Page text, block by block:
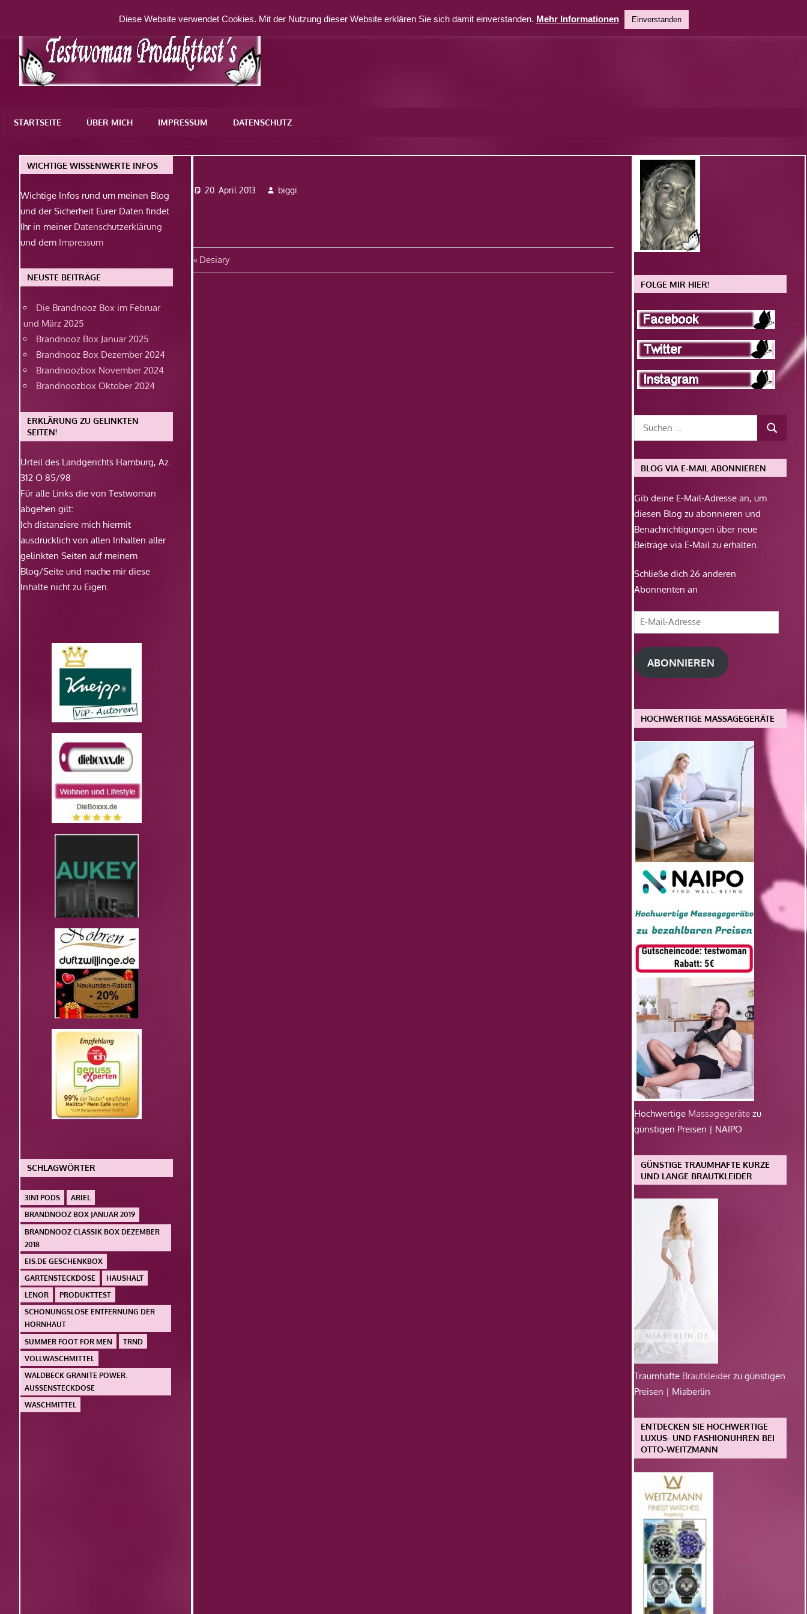
springen
WordPress-
STARTSEITE ÜBER MICH IMPRESSUM DATENSCHUTZ
20. April 2013 biggi
Beitragsnavigation
Vorheriger
Beitrag:
Desiary
WICHTIGE WISSENWERTE INFOS
Wichtige Infos rund um meinen Blog
und der Sicherheit Eurer Daten findet
Ihr in meiner Datenschutzerklärung
und dem Impressum
NEUSTE BEITRÄGE
Die Brandnooz Box im Februar
und März 2025
Brandnooz Box Januar 2025
Brandnooz Box Dezember 2024
Brandnoozbox November 2024
Brandnoozbox Oktober 2024
ERKLÄRUNG ZU GELINKTEN
SEITEN!
Urteil des Landgerichts Hamburg, Az.
312 O 85/98
Für alle Links die von Testwoman
abgehen gilt:
Ich distanziere mich hiermit
ausdrücklich von allen Inhalten aller
gelinkten Seiten auf meinem
Blog/Seite und mache mir diese
Inhalte nicht zu Eigen.
SCHLAGWÖRTER
3IN1 PODS
ARIEL
BRANDNOOZ BOX JANUAR 2019
BRANDNOOZ CLASSIK BOX DEZEMBER
2018
EIS.DE GESCHENKBOX
GARTENSTECKDOSE
HAUSHALT
LENOR
PRODUKTTEST
SCHONUNGSLOSE ENTFERNUNG DER
HORNHAUT
SUMMER FOOT FOR MEN
TRND
VOLLWASCHMITTEL
WALDBECK GRANITE POWER.
AUSSENSTECKDOSE
WASCHMITTEL
FOLGE MIR HIER!
BLOG VIA E-MAIL ABONNIEREN
Gib deine E-Mail-Adresse an, um
diesen Blog zu abonnieren und
Benachrichtigungen über neue
Beiträge via E-Mail zu erhalten.
Schließe dich 26 anderen
Abonnenten an
E-
Mail-
Adresse
ABONNIEREN
HOCHWERTIGE MASSAGEGERÄTE
Hochwertige Massagegeräte zu
günstigen Preisen | NAIPO
GÜNSTIGE TRAUMHAFTE KURZE
UND LANGE BRAUTKLEIDER
Traumhafte Brautkleiderzu günstigen
Preisen | Miaberlin
ENTDECKEN SIE HOCHWERTIGE
LUXUS- UND FASHIONUHREN BEI
OTTO-WEITZMANN
Diese Website verwendet Cookies. Mit der Nutzung dieser Website erklären Sie sich damit einverstanden. Mehr Informationen Einverstanden